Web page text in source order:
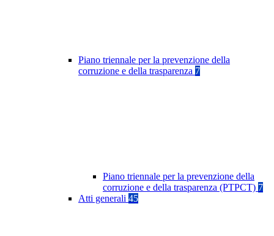
Piano triennale per la prevenzione della
corruzione e della trasparenza 7
Piano triennale per la prevenzione della
corruzione e della trasparenza (PTPCT) 7
Atti generali 45